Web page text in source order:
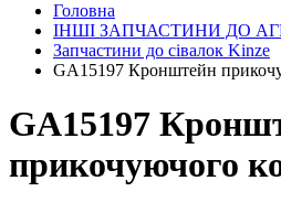
Головна
ІНШІ ЗАПЧАСТИНИ ДО
Запчастини до сівалок Kinze
GA15197 Кронштейн
GA15197
прикочуючого